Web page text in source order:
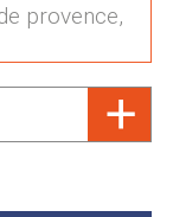
provence,